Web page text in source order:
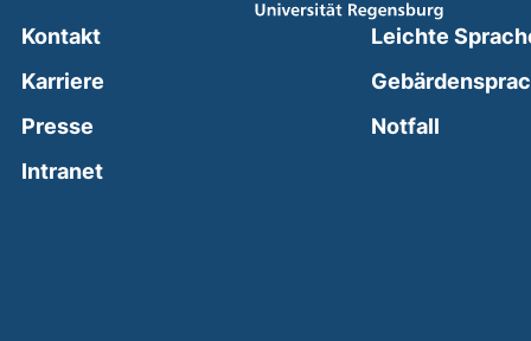
Kontakt
Karriere
Presse
Intranet(external link, opens in a new window)
Leichte
Notfall